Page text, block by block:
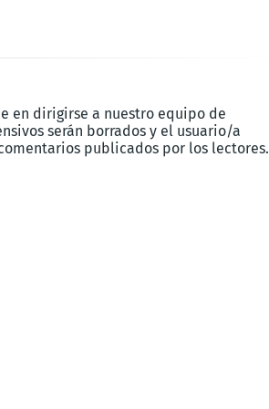
en dirigirse a nuestro equipo de
serán borrados y el usuario/a
publicados por los lectores.